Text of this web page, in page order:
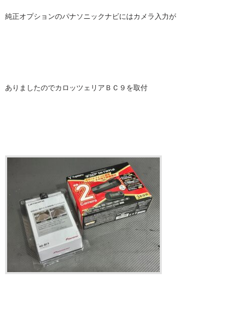
純正オプションのパナソニックナビにはカメラ入力が
ありましたのでカロッツェリアＢＣ９を取付